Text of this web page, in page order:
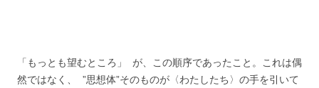
「もっとも望むところ」 が、この順序であったこと。これは偶
然ではなく、 ”思想体”そのものが〈わたしたち〉の手を引いて